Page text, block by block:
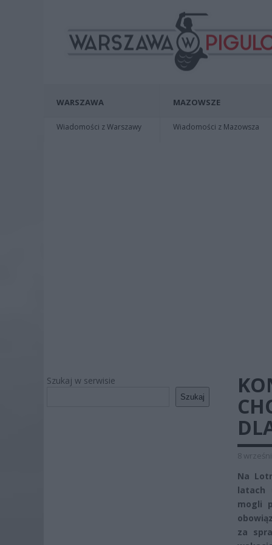
WARSZAWA
Wiadomości z Warszawy
MAZOWSZE
Wiadomości z Mazowsza
Szukaj w serwisie
Szukaj
8
Na
latach
mogli
za